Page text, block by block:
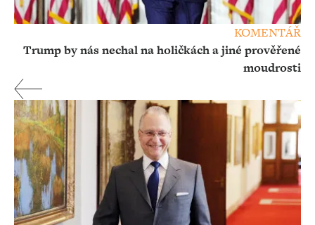
KOMENTÁŘ
Trump by nás nechal na holičkách a jiné prověřené
moudrosti